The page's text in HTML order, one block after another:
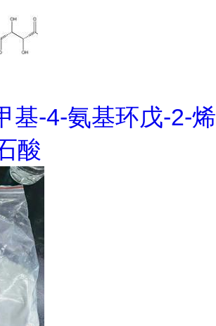
基-4-氨基环戊-2-烯
酸